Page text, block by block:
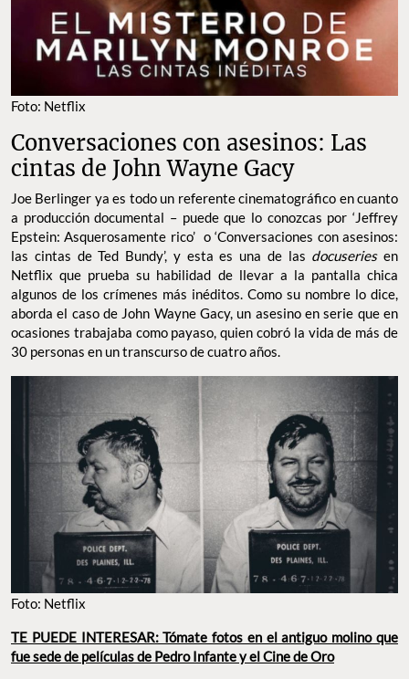
Foto: Netflix
Conversaciones con asesinos: Las
cintas de John Wayne Gacy
Joe Berlinger ya es todo un referente cinematográfico en cuanto
a producción documental – puede que lo conozcas por ‘Jeffrey
Epstein: Asquerosamente rico’ o ‘Conversaciones con asesinos:
las cintas de Ted Bundy’, y esta es una de las docuseries en
Netflix que prueba su habilidad de llevar a la pantalla chica
algunos de los crímenes más inéditos. Como su nombre lo dice,
aborda el caso de John Wayne Gacy, un asesino en serie que en
ocasiones trabajaba como payaso, quien cobró la vida de más de
30 personas en un transcurso de cuatro años.
Foto: Netflix
TE PUEDE INTERESAR: Tómate fotos en el antiguo molino que
fue sede de películas de Pedro Infante y el Cine de Oro